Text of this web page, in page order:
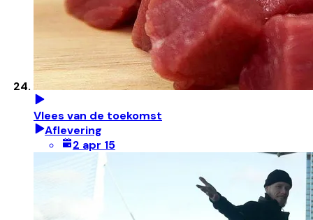
Vlees van de toekomst
Aflevering
2 apr 15